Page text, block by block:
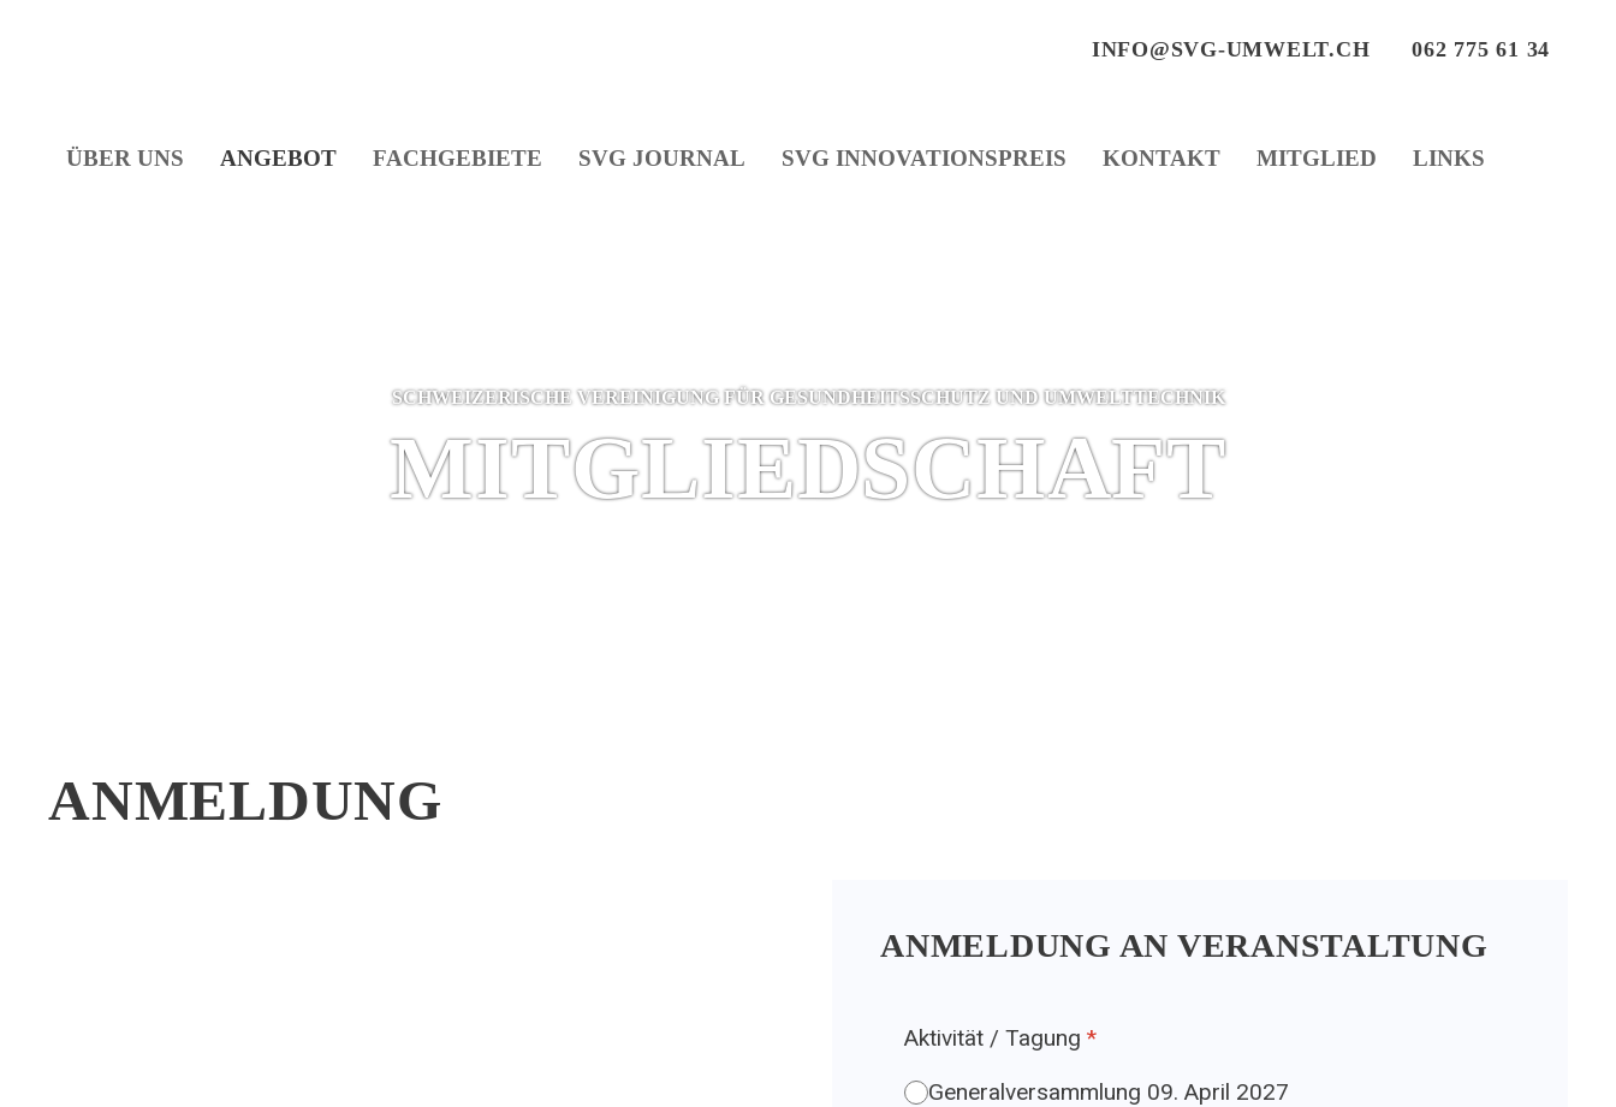
INFO@SVG-UMWELT.CH 062 775 61 34
ÜBER UNS ANGEBOT FACHGEBIETE SVG JOURNAL SVG INNOVATIONSPREIS KONTAKT MITGLIED LINKS
SCHWEIZER­ISCHE VEREI­NIGUNG FÜR GESUNDHEITS­SCHUTZ UND UMWELT­TECHNIK
MITGLIEDSCHAFT
ANMELDUNG
ANMELDUNG AN VERANSTALTUNG
Aktivität / Tagung *
Generalversammlung 09. April 2027